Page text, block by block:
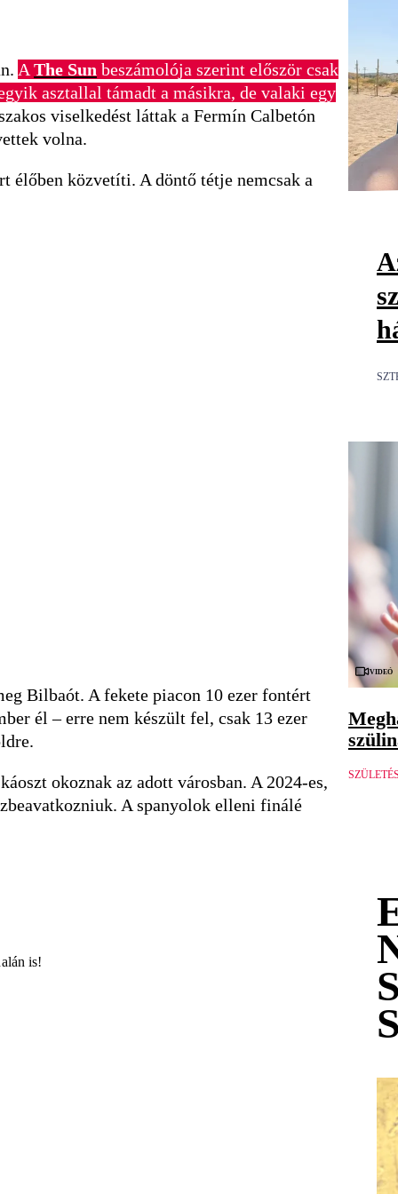
A The Sun beszámolója szerint először csak
asztallal támadt a másikra, de valaki egy
viselkedést láttak a Fermín Calbetón
volna.
élőben közvetíti. A döntő tétje nemcsak a
Bilbaót. A fekete piacon 10 ezer fontért
él – erre nem készült fel, csak 13 ezer
okoznak az adott városban. A 2024-es,
A spanyolok elleni finálé
is!
Videó